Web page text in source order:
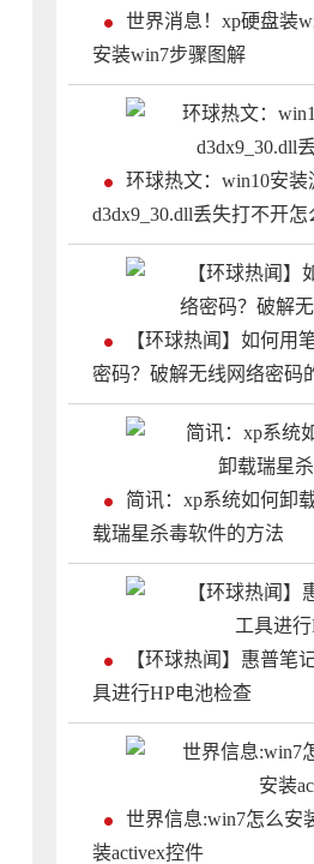
世界消息！xp硬盘装
安装win7步骤图解
环球热文：win10安
d3dx9_30.dll丢失打不开怎
【环球热闻】如何用
密码？破解无线网络密码
简讯：xp系统如何卸
载瑞星杀毒软件的方法
【环球热闻】惠普笔
具进行HP电池检查
世界信息:win7怎么安
装activex控件